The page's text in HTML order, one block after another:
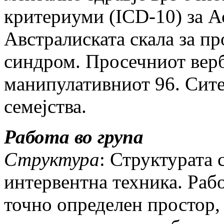
критериуми (ICD-10) за
Австралиската скала за
синдром. Просечниот
манипулативниот 96.
семејства.
Работа во група
Структура: Структурата
интервентна техника.
точно определен